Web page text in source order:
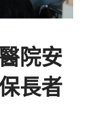
院安
長者